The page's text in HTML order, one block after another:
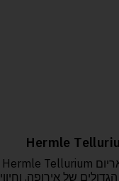
של אירופה,